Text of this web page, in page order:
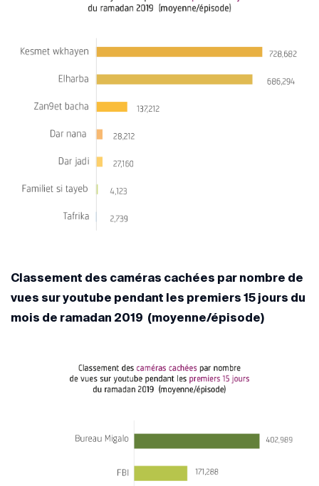
Classement des caméras cachées par nombre de
vues sur youtube pendant les premiers 15 jours du
mois de ramadan 2019 (moyenne/épisode)